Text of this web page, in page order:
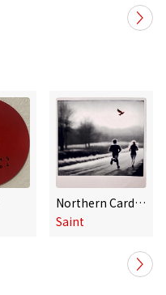
Northern Cardinal
Saint